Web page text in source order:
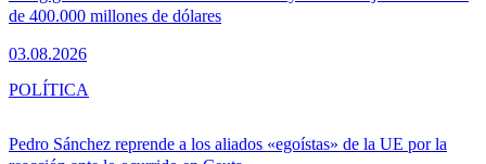
de 400.000 millones de dólares
03.08.2026
Pedro Sánchez reprende a los aliados «egoístas» de la UE por la
POLÍTICA